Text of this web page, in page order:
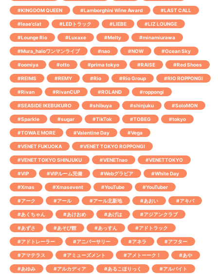
#KINGDOM QUEEN #Lamborghini Wine Award #LAST CALL
#leae'clat #LEDトラック #LIEBE #LIZ LOUNGE
#Lounge Rio #Luxaxe #Melty #minamiurawa
#Mura_haloワンマンライブ #nao #NOW #Ocean Sky
#oomiya #otto #prima tokyo #RAISE #Red Shoes
#REIMS #REMY #Rio #Rio Group #RIO ROPPONGI
#Rivan #RivanCUP #ROLAND #roppongi
#SEASIDE IKEBUKURO #shibuya #shinjuku #SoloMON
#Sparkle #sugar #TikTok #TOBEG #tokyo
#TOWA E MORE #Valentine Day #Vega
#VENET FUKUOKA #VENET TOKYO ROPPONGI
#VENET TOKYO SHINJUKU #VENETnao #VENETTOKYO
#VIP #VIPルーム完備 #Webグラビア #White Day
#Xmas #Xmasevent #YouTube #YouTuber
#アーク #アール #アール北新地 #あおい #アキバ
#あくちゃん #あけおめ #あげは #アジアンクラブ
#あずさ #あそび館 #あっすん #アドトラック
#アドトレーラー #アニバーサリー #アネラ #アフター
#アマテラス #アミューズメント #アメトーーク！ #あや
#あゆみ #アルカディア #あるこほりっく #アルバイト